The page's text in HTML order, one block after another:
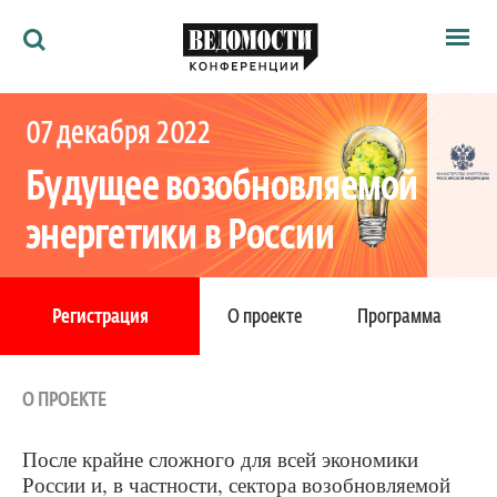
Партнёрам
Ведомости
Как потратить
Ведомости&
07 декабря 2022
Будущее возобновляемой
энергетики в России
XI ежегодная конференция
Регистрация О проекте Программа
О ПРОЕКТЕ
После крайне сложного для всей экономики
России и, в частности, сектора возобновляемой